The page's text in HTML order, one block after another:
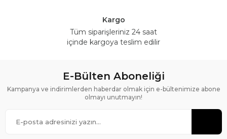
Kargo
Tüm siparişleriniz 24 saat
içinde kargoya teslim edilir
E-Bülten Aboneliği
Kampanya ve indirimlerden haberdar olmak için e-bültenimize abone
olmayı unutmayın!